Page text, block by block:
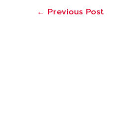
← Previous Post